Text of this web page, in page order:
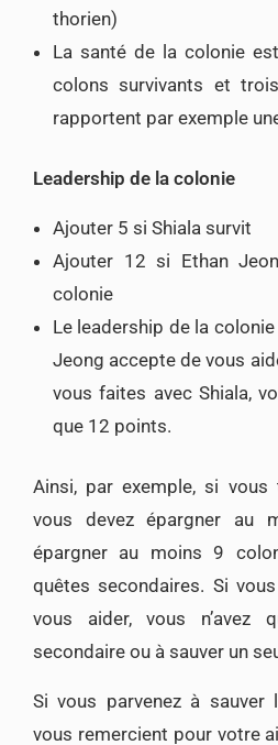
thorien)
La santé de la colonie
colons survivants et
rapportent par exemple
Leadership de la colonie
Ajouter 5 si Shiala survit
Ajouter 12 si Ethan
colonie
Le leadership de la
Jeong accepte de vous
vous faites avec Shiala,
que 12 points.
Ainsi, par exemple, si vous
vous devez épargner au
épargner au moins 9
quêtes secondaires. Si
vous aider, vous n’avez
secondaire ou à sauver un
Si vous parvenez à sauver
vous remercient pour votre